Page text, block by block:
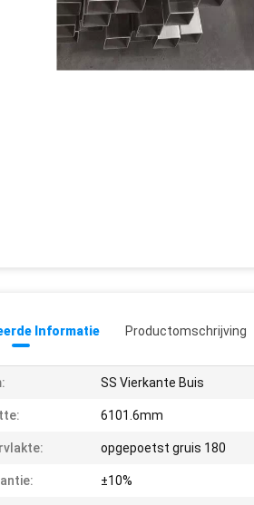
Informatie Productomschrijving
SS Vierkante Buis
6101.6mm
opgepoetst gruis 180
±10%